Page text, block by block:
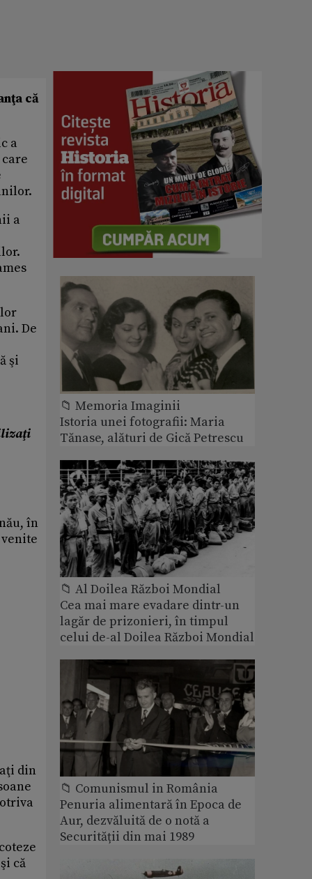
că
a
a
De
şi
în
din
că
📁 Memoria Imaginii
Istoria unei fotografii: Maria
Tănase, alături de Gică Petrescu
📁 Al Doilea Război Mondial
Cea mai mare evadare dintr-un
lagăr de prizonieri, în timpul
celui de-al Doilea Război Mondial
📁 Comunismul in România
Penuria alimentară în Epoca de
Aur, dezvăluită de o notă a
Securității din mai 1989